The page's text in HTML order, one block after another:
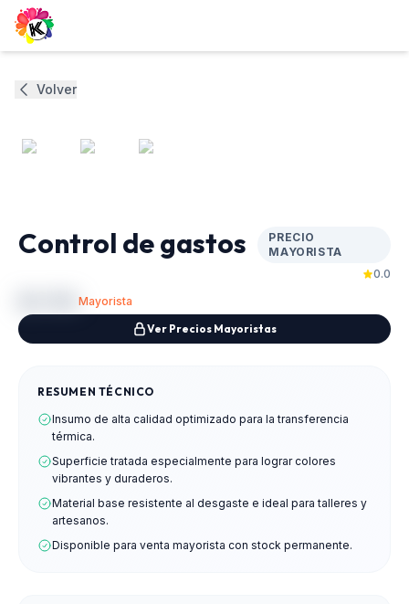
Volver
Control de gastos
PRECIO
MAYORISTA
0.0
Mayorista
Ver Precios Mayoristas
RESUMEN TÉCNICO
Insumo de alta calidad optimizado para la transferencia
térmica.
Superficie tratada especialmente para lograr colores
vibrantes y duraderos.
Material base resistente al desgaste e ideal para talleres y
artesanos.
Disponible para venta mayorista con stock permanente.